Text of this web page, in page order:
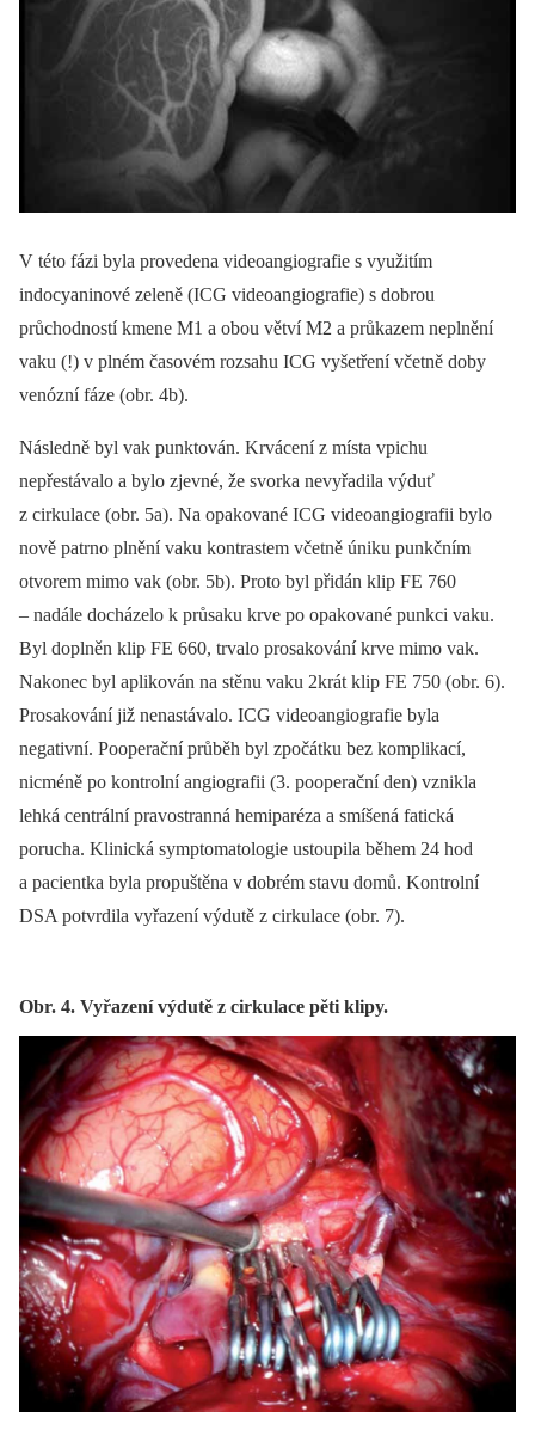
V této fázi byla provedena videoangiografie s využitím
indocyaninové zeleně (ICG videoangiografie) s dobrou
průchodností kmene M1 a obou větví M2 a průkazem neplnění
vaku (!) v plném časovém rozsahu ICG vyšetření včetně doby
venózní fáze (obr. 4b).
Následně byl vak punktován. Krvácení z místa vpichu
nepřestávalo a bylo zjevné, že svorka nevyřadila výduť
z cirkulace (obr. 5a). Na opakované ICG videoangiografii bylo
nově patrno plnění vaku kontrastem včetně úniku punkčním
otvorem mimo vak (obr. 5b). Proto byl přidán klip FE 760
–⁠ nadále docházelo k průsaku krve po opakované punkci vaku.
Byl doplněn klip FE 660, trvalo prosakování krve mimo vak.
Nakonec byl aplikován na stěnu vaku 2krát klip FE 750 (obr. 6).
Prosakování již nenastávalo. ICG videoangiografie byla
negativní. Pooperační průběh byl zpočátku bez komplikací,
nicméně po kontrolní angiografii (3. pooperační den) vznikla
lehká centrální pravostranná hemiparéza a smíšená fatická
porucha. Klinická symptomatologie ustoupila během 24 hod
a pacientka byla propuštěna v dobrém stavu domů. Kontrolní
DSA potvrdila vyřazení výdutě z cirkulace (obr. 7).
Obr. 4. Vyřazení výdutě z cirkulace pěti klipy.